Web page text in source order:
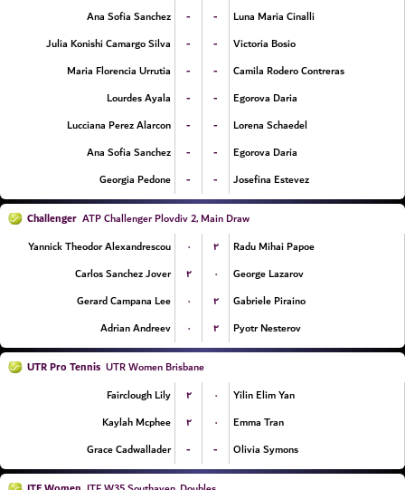
Ana Sofia Sanchez
- -
Luna Maria Cinalli
Julia Konishi Camargo Silva
- -
Victoria Bosio
Maria Florencia Urrutia
- -
Camila Rodero Contreras
Lourdes Ayala
- -
Egorova Daria
Lucciana Perez Alarcon
- -
Lorena Schaedel
Ana Sofia Sanchez
- -
Egorova Daria
Georgia Pedone
- - Josefina Estevez
Challenger ATP Challenger Plovdiv 2, Main Draw
Yannick Theodor Alexandrescou
۰ ۲
Radu Mihai Papoe
Carlos Sanchez Jover
۲ ۰
George Lazarov
Gerard Campana Lee
۰ ۲
Gabriele Piraino
Adrian Andreev
۰ ۲ Pyotr Nesterov
UTR Pro Tennis UTR Women Brisbane
Fairclough Lily
۲ ۰
Yilin Elim Yan
Kaylah Mcphee
۲ ۰
Emma Tran
Grace Cadwallader
- - Olivia Symons